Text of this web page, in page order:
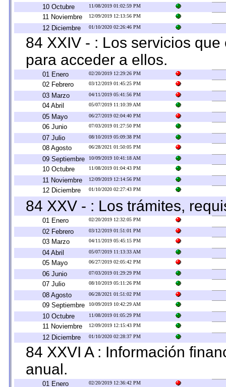
10 Octubre 11/08/2019 01:02:59 PM
11 Noviembre 12/09/2019 12:13:56 PM
12 Diciembre 01/10/2020 02:26:46 PM
84 XXIV - : Los servicios
para acceder a ellos.
01 Enero 02/20/2019 12:29:26 PM
02 Febrero 03/12/2019 01:45:25 PM
03 Marzo 04/11/2019 05:41:56 PM
04 Abril 05/07/2019 11:10:39 AM
05 Mayo 06/27/2019 02:04:40 PM
06 Junio 07/03/2019 01:27:50 PM
07 Julio 08/10/2019 05:09:38 PM
08 Agosto 06/28/2021 01:50:05 PM
09 Septiembre 10/09/2019 10:41:18 AM
10 Octubre 11/08/2019 01:04:43 PM
11 Noviembre 12/09/2019 12:14:56 PM
12 Diciembre 01/10/2020 02:27:43 PM
84 XXV - : Los trámites,
01 Enero 02/20/2019 12:32:05 PM
02 Febrero 03/12/2019 01:51:01 PM
03 Marzo 04/11/2019 05:45:15 PM
04 Abril 05/07/2019 11:13:33 AM
05 Mayo 06/27/2019 02:05:42 PM
06 Junio 07/03/2019 01:29:29 PM
07 Julio 08/10/2019 05:11:26 PM
08 Agosto 06/28/2021 01:51:02 PM
09 Septiembre 10/09/2019 10:42:29 AM
10 Octubre 11/08/2019 01:05:29 PM
11 Noviembre 12/09/2019 12:15:43 PM
12 Diciembre 01/10/2020 02:28:37 PM
84 XXVI A : Información
anual.
01 Enero 02/20/2019 12:36:42 PM